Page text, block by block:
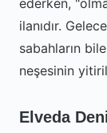
ederken,
ilanıdır.
sabahların
neşesinin
Elveda